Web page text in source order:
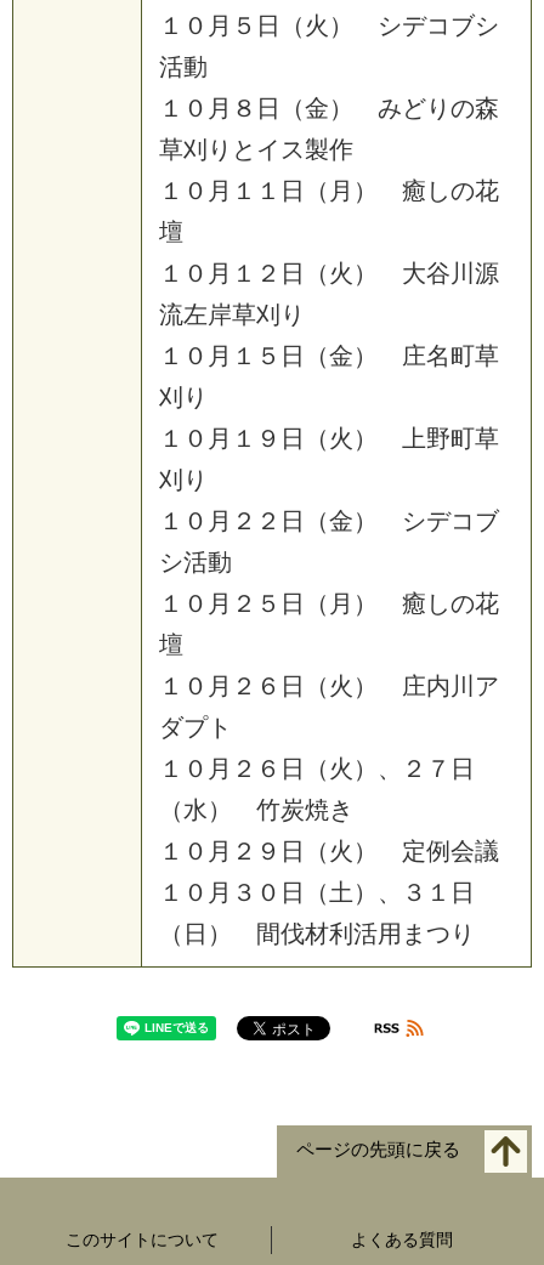
１ ０ 月 ５ 日 （ 火 ） シデコ ブシ
活動
１ ０ 月 ８ 日 （金） みどり の森
草刈 り と イ ス製作
１ ０ 月 １ １ 日 （ 月 ） 癒 しの花
壇
１ ０ 月 １ ２ 日 （ 火 ） 大谷 川 源
流左岸草刈 り
１ ０ 月 １ ５ 日 （金） 庄名町草
刈 り
１ ０ 月 １ ９ 日 （ 火 ） 上野町草
刈 り
１ ０ 月 ２ ２ 日 （金） シデコ ブ
シ活動
１ ０ 月 ２ ５ 日 （ 月 ） 癒 しの花
壇
１ ０ 月 ２ ６ 日 （ 火 ） 庄内 川 ア
ダプト
１ ０ 月 ２ ６ 日 （ 火 ） 、 ２ ７ 日
（水） 竹炭焼き
１ ０ 月 ２ ９ 日 （ 火 ） 定例会議
１ ０ 月 ３ ０ 日 （ 土 ） 、 ３ １ 日
（ 日 ） 間伐材利 活用 ま つ り
ページの先頭に戻る
このサイトについて よくある質問